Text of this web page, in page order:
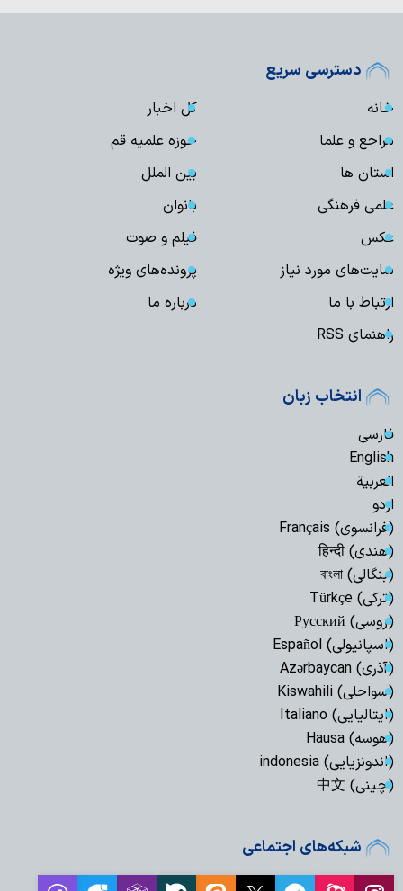
دسترسی سریع
خانه
کل اخبار
مراجع و علما
حوزه علمیه قم
استان ها
بین الملل
علمی فرهنگی
بانوان
عکس
فیلم و صوت
سایت‌های مورد نیاز
پرونده‌های ویژه
ارتباط با ما
درباره ما
راهنمای RSS
انتخاب زبان
فارسی
English
العربیة
اردو
(فرانسوی) Français
(هندی) हिन्दी
(بنگالی) বাংলা
(ترکی) Türkçe
(روسی) Русский
(اسپانیولی) Español
(آذری) Azərbaycan
(سواحلی) Kiswahili
(ایتالیایی) Italiano
(هوسه) Hausa
(اندونزیایی) indonesia
(چینی) 中文
شبکه‌های اجتماعی